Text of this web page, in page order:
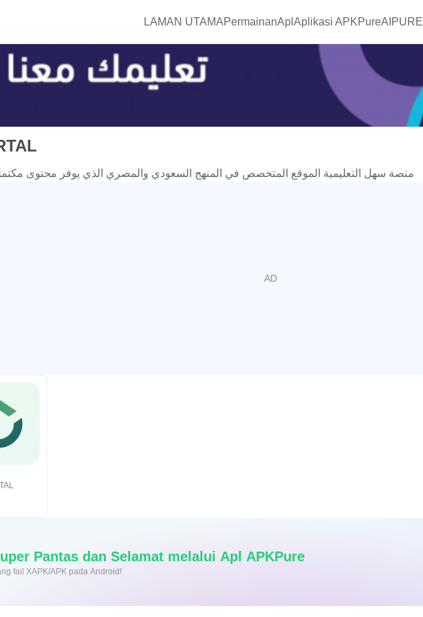
LAMAN UTAMAPermainanApl Aplikasi APKPureAIPURE
منصة سهل التعليمية الموقع المتخصص في المنهج السعودي والمصري الذي يوفر محتوى
Turun Super Pantas dan Selamat melalui Apl APKPure
fail XAPK/APK pada Android!